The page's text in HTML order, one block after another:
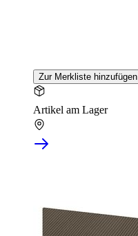
Zur Merkliste hinzufügen
Artikel am Lager